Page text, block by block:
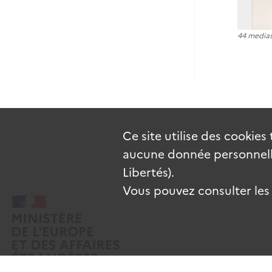
44 medias
Ce site utilise des cookies
aucune donnée
Libertés).
Vous pouvez consulter